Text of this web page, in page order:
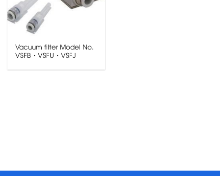
Vacuum filter Model No.
VSFB・VSFU・VSFJ